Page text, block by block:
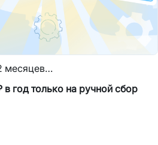
месяцев…
год только на ручной сбор